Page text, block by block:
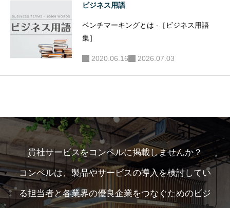
ビジネス用語
ベンチマーキングとは -［ビジネス用語
集］
2020.06.16 2026.07.03
貴社サービスをコンペルに掲載しませんか？
コンペルは、製品やサービスの導入を検討してい
る担当者と各業界の優良企業をつなぐためのビジ